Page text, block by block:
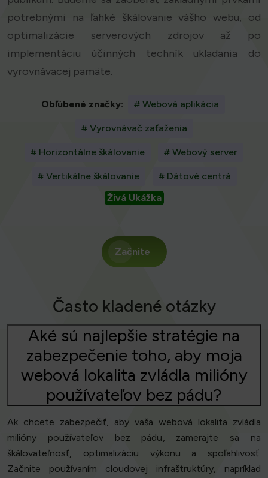
potrebnými na ľahké škálovanie vášho webu, od
optimalizácie serverových zdrojov až po
implementáciu účinných techník ukladania do
vyrovnávacej pamäte.
Obľúbené značky: # Webová aplikácia
# Vyrovnávač zaťaženia
# Horizontálne škálovanie # Webový server
# Vertikálne škálovanie
# Dátové centrá
Živá Ukážka
Začnite
Často kladené otázky
Aké sú najlepšie stratégie na
zabezpečenie toho, aby moja
webová lokalita zvládla milióny
používateľov bez pádu?
Ak chcete zabezpečiť, aby vaša webová lokalita zvládla
milióny používateľov bez pádu, zamerajte sa na
škálovateľnosť, optimalizáciu výkonu a spoľahlivosť.
Začnite používaním cloudovej infraštruktúry, napríklad